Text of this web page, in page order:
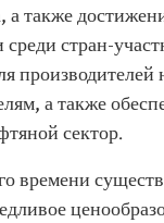
также
стран-
а также
сектор.
времени